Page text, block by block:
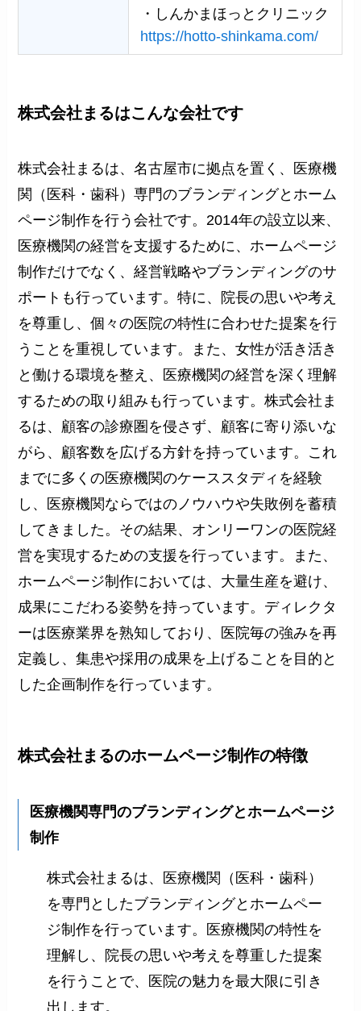
・しんかまほっとクリニック
https://hotto-shinkama.com/
株式会社まるはこんな会社です
株式会社まるは、名古屋市に拠点を置く、医療機
関（医科・歯科）専門のブランディングとホーム
ページ制作を行う会社です。2014年の設立以来、
医療機関の経営を支援するために、ホームページ
制作だけでなく、経営戦略やブランディングのサ
ポートも行っています。特に、院長の思いや考え
を尊重し、個々の医院の特性に合わせた提案を行
うことを重視しています。また、女性が活き活き
と働ける環境を整え、医療機関の経営を深く理解
するための取り組みも行っています。株式会社ま
るは、顧客の診療圏を侵さず、顧客に寄り添いな
がら、顧客数を広げる方針を持っています。これ
までに多くの医療機関のケーススタディを経験
し、医療機関ならではのノウハウや失敗例を蓄積
してきました。その結果、オンリーワンの医院経
営を実現するための支援を行っています。また、
ホームページ制作においては、大量生産を避け、
成果にこだわる姿勢を持っています。ディレクタ
ーは医療業界を熟知しており、医院毎の強みを再
定義し、集患や採用の成果を上げることを目的と
した企画制作を行っています。
株式会社まるのホームページ制作の特徴
医療機関専門のブランディングとホームページ
制作
株式会社まるは、医療機関（医科・歯科）
を専門としたブランディングとホームペー
ジ制作を行っています。医療機関の特性を
理解し、院長の思いや考えを尊重した提案
を行うことで、医院の魅力を最大限に引き
出します。